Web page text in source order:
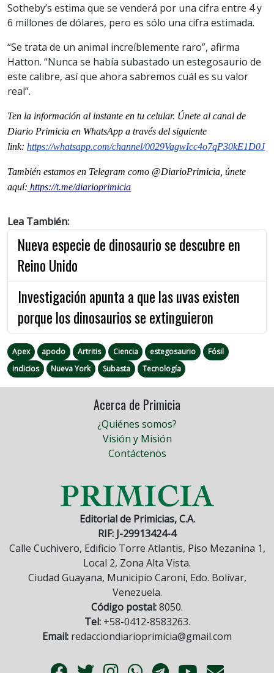
Sotheby’s estima que se venderá por una cifra entre 4 y
6 millones de dólares, pero es sólo una cifra estimada.
“Se trata de un animal increíblemente raro”, afirma
Hatton. “Nunca se había subastado un estegosaurio de
este calibre, así que ahora sabremos cuál es su valor
real”.
Ten la información al instante en tu celular. Únete al canal de
Diario Primicia en WhatsApp a través del siguiente
link: https://whatsapp.com/channel/0029VagwIcc4o7qP30kE1D0J
También estamos en Telegram como @DiarioPrimicia, únete
aquí: https://t.me/diarioprimicia
Lea También:
Nueva especie de dinosaurio se descubre en
Reino Unido
Investigación apunta a que las uvas existen
porque los dinosaurios se extinguieron
Apex apodo Artritis Ciencia estegosaurio
Fósil
indicios
Nueva York Subasta Tecnología
Acerca de Primicia
¿Quiénes somos?
Visión y Misión
Contáctenos
Editorial de Primicias, C.A.
RIF: J-29913424-4
Calle Cuchivero, Edificio Torre Atlantis, Piso Mezanina 1,
Local 2, Zona Alta Vista.
Ciudad Guayana, Municipio Caroní, Edo. Bolívar,
Venezuela.
Código postal:8050.
Tel:+58-0412-8583263.
Email: redacciondiarioprimicia@gmail.com